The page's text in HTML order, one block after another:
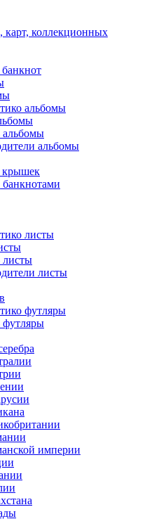
карт, коллекционных
альбомы
альбомы
альбомы
крышек
листы
листы
листы
футляры
футляры
империи